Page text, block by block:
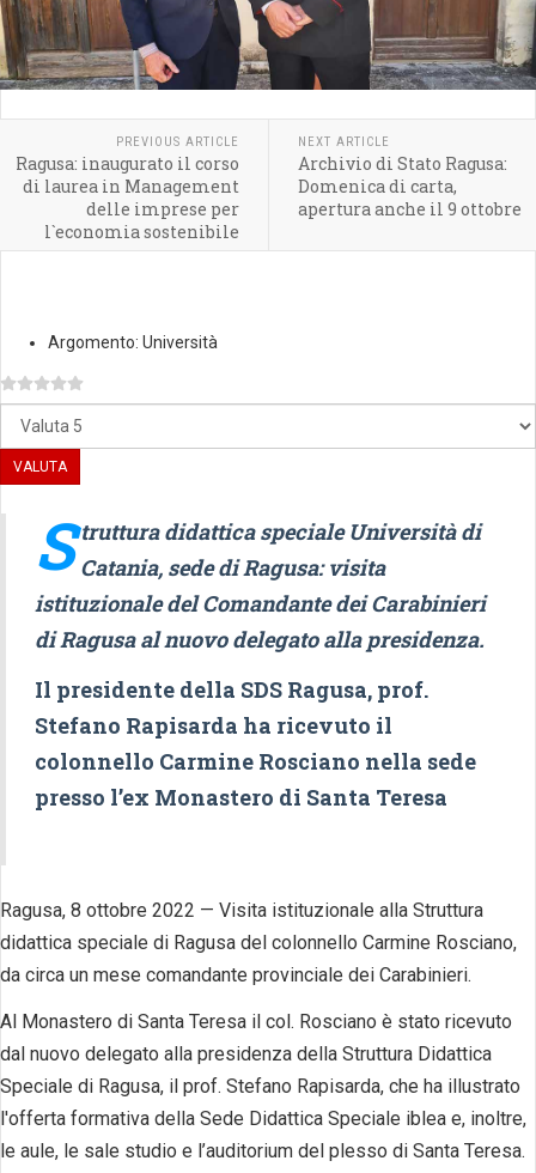
PREVIOUS ARTICLE
Ragusa: inaugurato il corso
di laurea in Management
delle imprese per
l`economia sostenibile
NEXT ARTICLE
Archivio di Stato Ragusa:
Domenica di carta,
apertura anche il 9 ottobre
Argomento: Università
Valuta
S truttura didattica speciale Università di
Catania, sede di Ragusa: visita
istituzionale del Comandante dei Carabinieri
di Ragusa al nuovo delegato alla presidenza.
Il presidente della SDS Ragusa, prof.
Stefano Rapisarda ha ricevuto il
colonnello Carmine Rosciano nella sede
presso l’ex Monastero di Santa Teresa
Ragusa, 8 ottobre 2022 — Visita istituzionale alla Struttura
didattica speciale di Ragusa del colonnello Carmine Rosciano,
da circa un mese comandante provinciale dei Carabinieri.
Al Monastero di Santa Teresa il col. Rosciano è stato ricevuto
dal nuovo delegato alla presidenza della Struttura Didattica
Speciale di Ragusa, il prof. Stefano Rapisarda, che ha illustrato
l'offerta formativa della Sede Didattica Speciale iblea e, inoltre,
le aule, le sale studio e l’auditorium del plesso di Santa Teresa.